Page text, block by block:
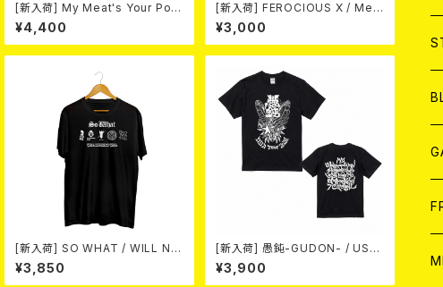
[新入荷] My Meat's Your Pois
on -あんたにゃ毒でもオイラにゃ
薬- / BLACK T-shirt (S～XL)
¥4,400
[新入荷] FEROCIOUS X / Med
Vilken Rätt (T-shirt/BLACK/
Size:L)
¥3,000
[新入荷] SO WHAT / WILL NO
HING WILL T-SHIRT BLACK
(size:L)
¥3,850
[新入荷] 愚鈍-GUDON- / USA
TOUR 2026 T-shirt (XXL & X
XXL)
¥3,900
CD